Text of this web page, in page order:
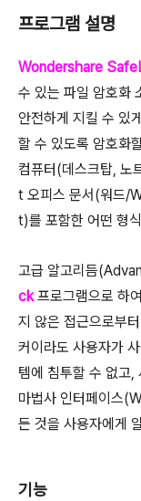
프로그램 설명
Wondershare
수 있는 파일 암호화
안전하게 지킬 수 있
할 수 있도록 암호화
컴퓨터(데스크탑,
t 오피스 문서(워드/
t)를 포함한 어떤 형
고급 알고리듬
ck프로그램으로 하
지 않은 접근으로부
커이라도 사용자가
템에 침투할 수 없고,
마법사 인터페이스
든 것을 사용자에게
기능